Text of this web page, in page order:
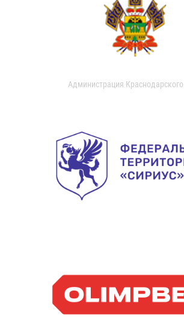
Администрация